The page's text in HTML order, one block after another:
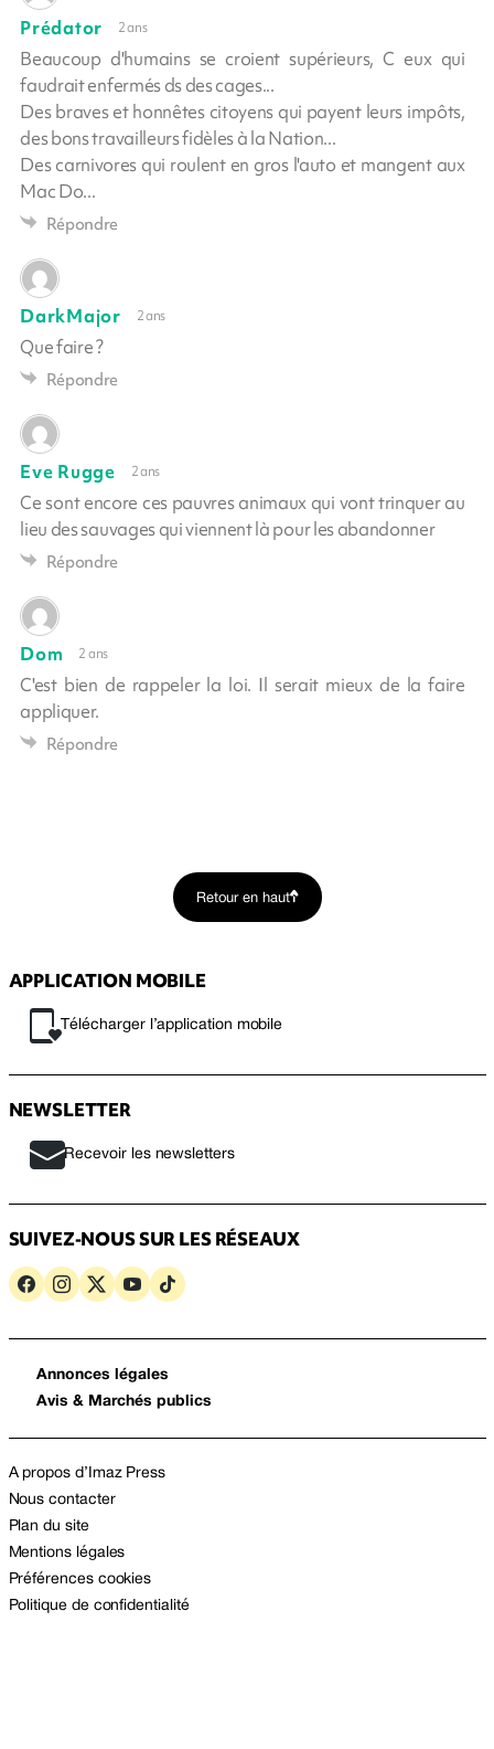
Prédator 2 ans
Beaucoup d'humains se croient supérieurs, C eux qui
faudrait enfermés ds des cages...
Des braves et honnêtes citoyens qui payent leurs impôts,
des bons travailleurs fidèles à la Nation...
Des carnivores qui roulent en gros l'auto et mangent aux
Mac Do...
Répondre
DarkMajor 2 ans
Que faire ?
Répondre
Eve Rugge 2 ans
Ce sont encore ces pauvres animaux qui vont trinquer au
lieu des sauvages qui viennent là pour les abandonner
Répondre
Dom 2 ans
C'est bien de rappeler la loi. Il serait mieux de la faire
appliquer.
Répondre
Retour en haut
APPLICATION MOBILE
Télécharger l’application mobile
NEWSLETTER
Recevoir les newsletters
SUIVEZ-NOUS SUR LES RÉSEAUX
Annonces légales
Avis & Marchés publics
A propos d’Imaz Press
Nous contacter
Plan du site
Mentions légales
Préférences cookies
Politique de confidentialité